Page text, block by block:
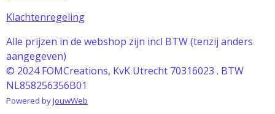
Klachtenregeling
Alle prijzen in de webshop zijn incl BTW (tenzij anders
aangegeven)
© 2024 FOMCreations, KvK Utrecht 70316023 . BTW
NL858256356B01
Powered byJouwWeb